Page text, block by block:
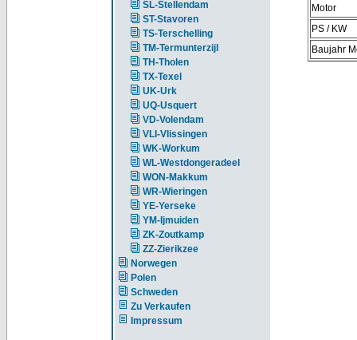
SL-Stellendam
ST-Stavoren
TS-Terschelling
TM-Termunterzijl
TH-Tholen
TX-Texel
UK-Urk
UQ-Usquert
VD-Volendam
VLI-Vlissingen
WK-Workum
WL-Westdongeradeel
WON-Makkum
WR-Wieringen
YE-Yerseke
YM-Ijmuiden
ZK-Zoutkamp
ZZ-Zierikzee
Norwegen
Polen
Schweden
Zu Verkaufen
Impressum
Motor
PS / KW
Baujahr